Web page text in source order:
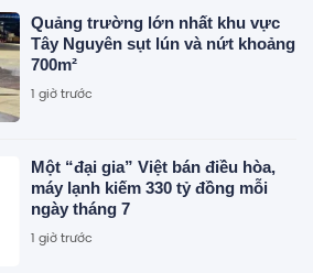
Quảng trường lớn nhất khu vực
Tây Nguyên sụt lún và nứt khoảng
700m²
1 giờ trước
Một “đại gia” Việt bán điều hòa,
máy lạnh kiếm 330 tỷ đồng mỗi
ngày tháng 7
1 giờ trước